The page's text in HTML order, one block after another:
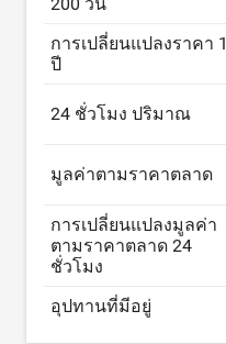
การเปลี่ยนแปลงราคา 1
ปี
24 ชั่วโมง ปริมาณ
มูลค่าตามราคาตลาด
การเปลี่ยนแปลงมูลค่า
ตามราคาตลาด 24
ชั่วโมง
อุปทานที่มีอยู่